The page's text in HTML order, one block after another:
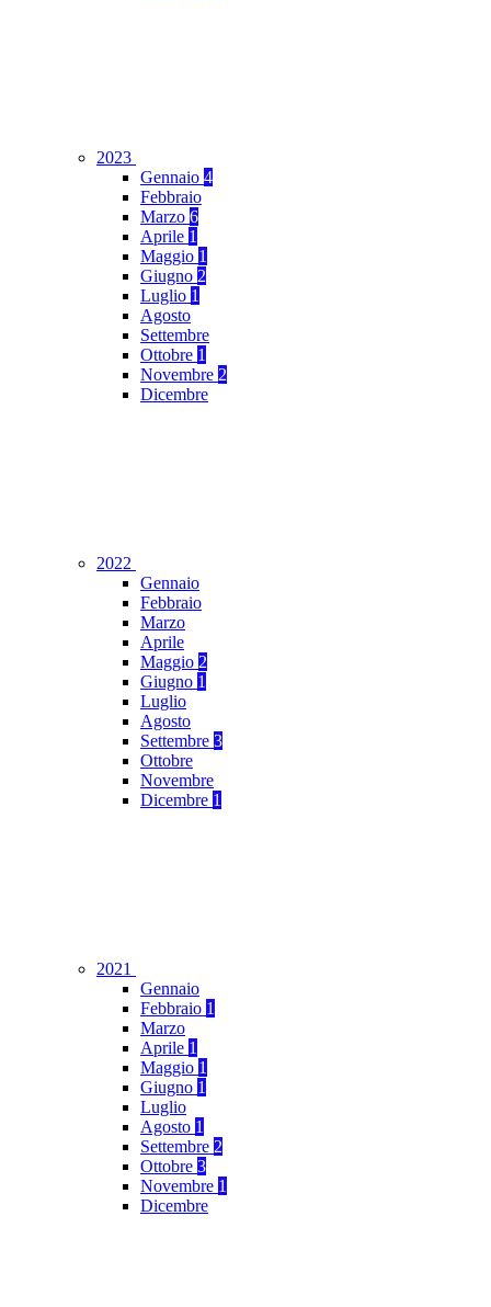
2023
Gennaio 4
Febbraio
Marzo 6
Aprile 1
Maggio 1
Giugno 2
Luglio 1
Agosto
Settembre
Ottobre 1
Novembre 2
Dicembre
2022
Gennaio
Febbraio
Marzo
Aprile
Maggio 2
Giugno 1
Luglio
Agosto
Settembre 3
Ottobre
Novembre
Dicembre 1
2021
Gennaio
Febbraio 1
Marzo
Aprile 1
Maggio 1
Giugno 1
Luglio
Agosto 1
Settembre 2
Ottobre 3
Novembre 1
Dicembre